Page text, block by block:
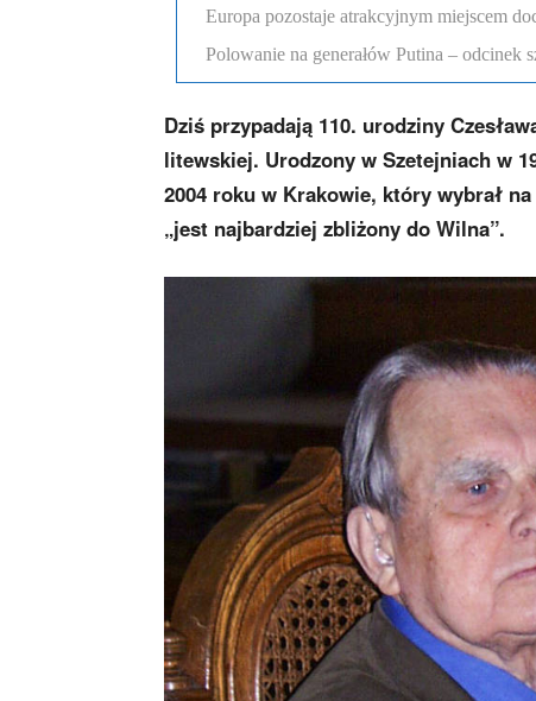
Europa pozostaje atrakcyjnym miejscem
Polowanie na generałów Putina – odcinek
Dziś przypadają 110. urodziny
litewskiej. Urodzony w Szetejniach w
2004 roku w Krakowie, który wybrał
„jest najbardziej zbliżony do Wilna”.